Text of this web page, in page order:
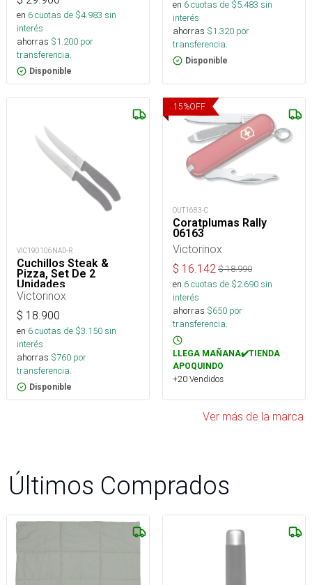
en 6cuotas de $4.983 sin
interés
ahorras $1.200 por
transferencia.
Disponible
en 6cuotas de $5.483 sin
interés
ahorras $1.320 por
transferencia.
Disponible
VIC190106NAD-R
Cuchillos Steak &
Pizza, Set De 2
Unidades
Victorinox
$ 18.900
en 6cuotas de $3.150sin
interés
ahorras $760 por
transferencia.
Disponible
15%OFF
OUT1683-C
Coratplumas Rally
06163
Victorinox
$ 16.142 $18.990
en 6cuotas de $2.690sin
interés
ahorras $650 por
transferencia.
LLEGA MAÑANA✔️TIENDA
APOQUINDO
+20 Vendidos
Ver más de la marca
Últimos Comprados